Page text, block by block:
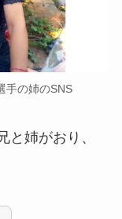
手の姉のSNS
と姉がおり、